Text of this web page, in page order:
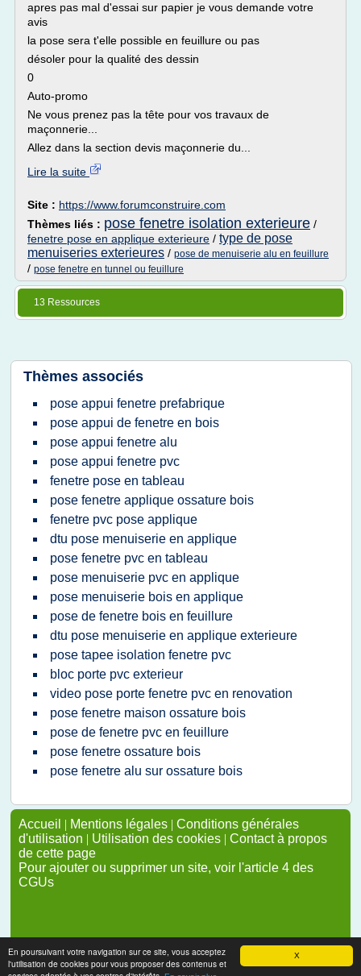
X
En poursuivant votre navigation sur ce site, vous acceptez
l'utilisation de cookies pour vous proposer des contenus et
apres pas mal d'essai sur papier je vous demande votre
avis
la pose sera t'elle possible en feuillure ou pas
désoler pour la qualité des dessin
0
Auto-promo
Ne vous prenez pas la tête pour vos travaux de
maçonnerie...
Allez dans la section devis maçonnerie du...
Lire la suite
Site : https://www.forumconstruire.com
Thèmes liés : pose fenetre isolation exterieure /
fenetre pose en applique exterieure / type de pose
menuiseries exterieures / pose de menuiserie alu en feuillure
/ pose fenetre en tunnel ou feuillure
13 Ressources
Thèmes associés
pose appui fenetre prefabrique
pose appui de fenetre en bois
pose appui fenetre alu
pose appui fenetre pvc
fenetre pose en tableau
pose fenetre applique ossature bois
fenetre pvc pose applique
dtu pose menuiserie en applique
pose fenetre pvc en tableau
pose menuiserie pvc en applique
pose menuiserie bois en applique
pose de fenetre bois en feuillure
dtu pose menuiserie en applique exterieure
pose tapee isolation fenetre pvc
bloc porte pvc exterieur
video pose porte fenetre pvc en renovation
pose fenetre maison ossature bois
pose de fenetre pvc en feuillure
pose fenetre ossature bois
pose fenetre alu sur ossature bois
Accueil | Mentions légales | Conditions générales
d'utilisation | Utilisation des cookies | Contact à propos
de cette page
Pour ajouter ou supprimer un site, voir l'article 4 des
CGUs